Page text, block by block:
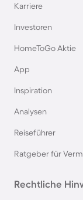
Karriere
Investoren
HomeToGo Aktie
App
Inspiration
Analysen
Reiseführer
Ratgeber für
Rechtliche